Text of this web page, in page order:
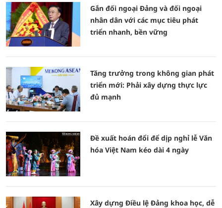
Gắn đối ngoại Đảng và đối ngoại
nhân dân với các mục tiêu phát
triển nhanh, bền vững
Tăng trưởng trong không gian phát
triển mới: Phải xây dựng thực lực
đủ mạnh
Đề xuất hoán đổi để dịp nghỉ lễ Văn
hóa Việt Nam kéo dài 4 ngày
Xây dựng Điều lệ Đảng khoa học, dễ